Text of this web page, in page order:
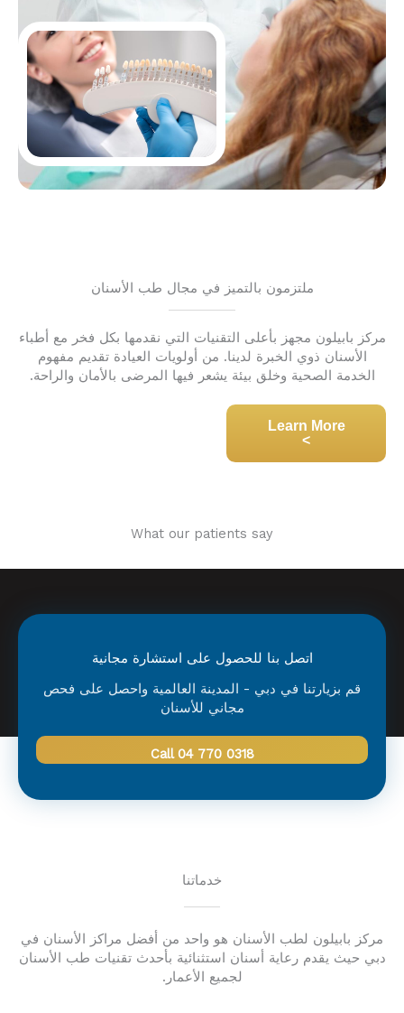
ملتزمون بالتميز في مجال طب الأسنان
مركز بابيلون مجهز بأعلى التقنيات التي نقدمها بكل فخر مع أطباء
الأسنان ذوي الخبرة لدينا. من أولويات العيادة تقديم مفهوم
الخدمة الصحية وخلق بيئة يشعر فيها المرضى بالأمان والراحة.
Learn More
>
What our patients say
اتصل بنا للحصول على استشارة مجانية
قم بزيارتنا في دبي - المدينة العالمية واحصل على فحص
مجاني للأسنان
Call 04 770 0318
خدماتنا
مركز بابيلون لطب الأسنان هو واحد من أفضل مراكز الأسنان في
دبي حيث يقدم رعاية أسنان استثنائية بأحدث تقنيات طب الأسنان
لجميع الأعمار.